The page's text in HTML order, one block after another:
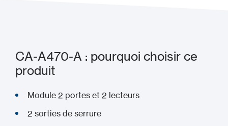
CA-A470-A : pourquoi choisir ce
produit
Module 2 portes et 2 lecteurs
2 sorties de serrure